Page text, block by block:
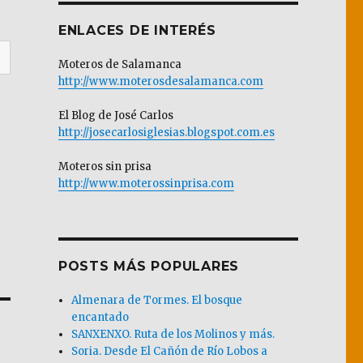
ENLACES DE INTERÉS
Moteros de Salamanca
http://www.moterosdesalamanca.com
El Blog de José Carlos
http://josecarlosiglesias.blogspot.com.es
Moteros sin prisa
http://www.moterossinprisa.com
POSTS MÁS POPULARES
Almenara de Tormes. El bosque
encantado
SANXENXO. Ruta de los Molinos y más.
Soria. Desde El Cañón de Río Lobos a